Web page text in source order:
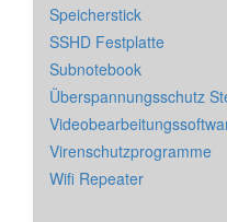
Speicherstick
SSHD Festplatte
Subnotebook
Überspannungsschutz
Virenschutzprogramme
Wifi Repeater